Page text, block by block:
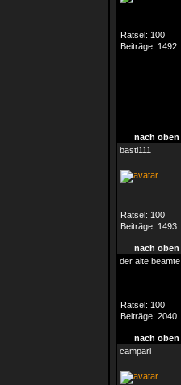
Rätsel: 100
Beiträge: 1492
nach oben
basti111
Rätsel: 100
Beiträge: 1493
nach oben
der alte beamte
Rätsel: 100
Beiträge: 2040
nach oben
campari